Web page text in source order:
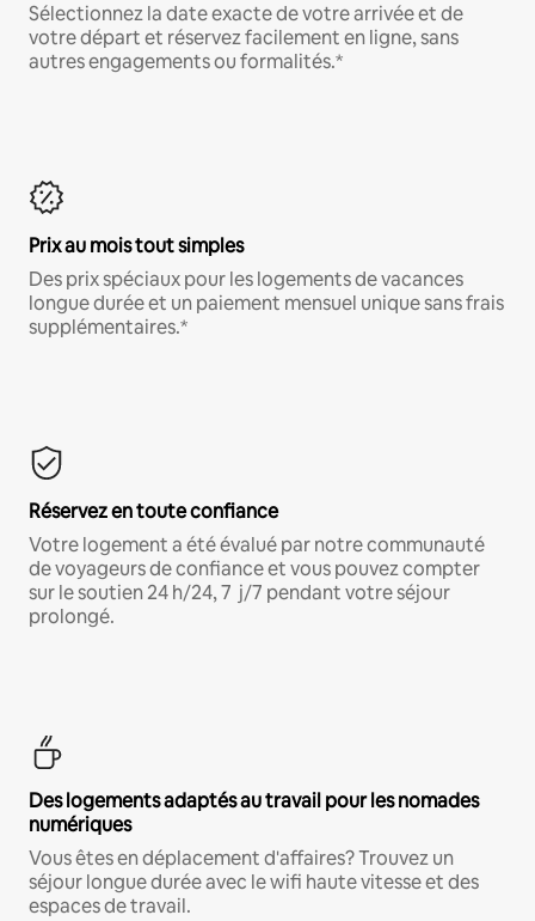
Sélectionnez la date exacte de votre arrivée et de
votre départ et réservez facilement en ligne, sans
autres engagements ou formalités.*
Prix au mois tout simples
Des prix spéciaux pour les logements de vacances
longue durée et un paiement mensuel unique sans frais
supplémentaires.*
Réservez en toute confiance
Votre logement a été évalué par notre communauté
de voyageurs de confiance et vous pouvez compter
sur le soutien 24 h/24, 7 j/7 pendant votre séjour
prolongé.
Des logements adaptés au travail pour les nomades
numériques
Vous êtes en déplacement d'affaires? Trouvez un
séjour longue durée avec le wifi haute vitesse et des
espaces de travail.